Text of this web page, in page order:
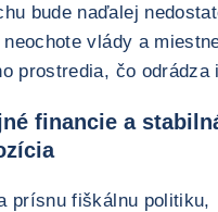
bude naďalej
vlády a
prostredia, čo odrádza
financie a
prísnu fiškálnu politiku,